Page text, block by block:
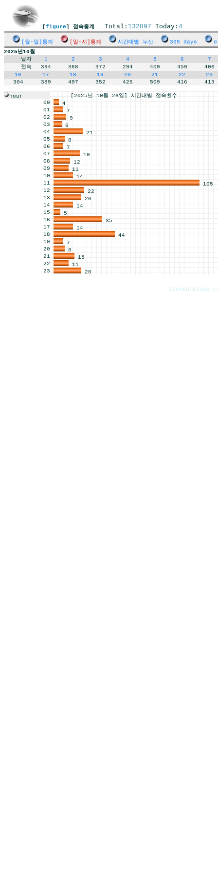
[figure] 접속통계 Total: 132897 Today: 4
[월-일]통계 [일-시]통계 시간대별 누산 365 days
2025년10월
날자
1 2 3 4 5 6
7
접속
394 368 372 294 409 459
406
16
17 18 19 20 21 22
23
304
389 497 352 426 509 416 413
hour
[2025년 10월 26일] 시간대별 접속횟수
00
4
01
7
02
9
03
6
04
21
05
8
06
7
07
19
08
12
09
11
10
14
11
105
12
22
13
20
14
14
15
5
16
35
17
14
18
44
19
7
20
8
21
15
22
11
23
20